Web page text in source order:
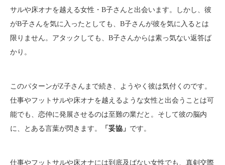
サルや床オナを越える女性・B子さんと出会います。しかし、彼
がB子さんを気に入ったとしても、B子さんが彼を気に入るとは
限りません。アタックしても、B子さんからは素っ気ない返答ば
かり。
このパターンがZ子さんまで続き、ようやく彼は気付くのです。
仕事やフットサルや床オナを越えるような女性と出会うことは可
能でも、恋仲に発展させるのは至難の業だと。そして彼の脳内
に、とある言葉が閃きます。
「妥協」 です。
仕事やフットサルや床オナには到底及ばない女性でも、真剣交際